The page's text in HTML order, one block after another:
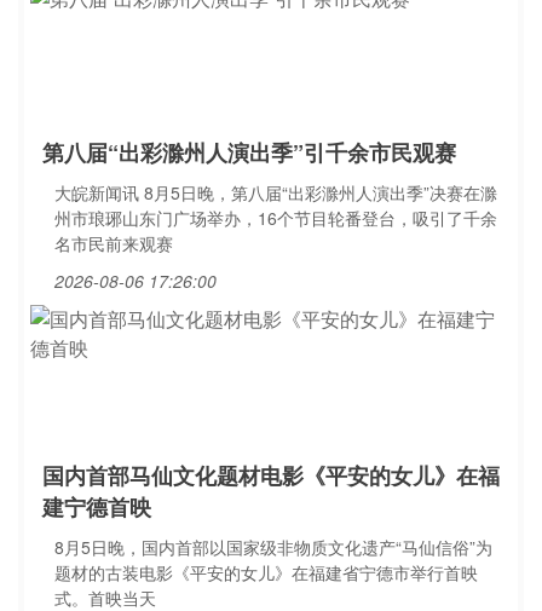
第八届“出彩滁州人演出季”引千余市民观赛
大皖新闻讯 8月5日晚，第八届“出彩滁州人演出季”决赛在滁
州市琅琊山东门广场举办，16个节目轮番登台，吸引了千余
名市民前来观赛
2026-08-06 17:26:00
国内首部马仙文化题材电影《平安的女儿》在福
建宁德首映
8月5日晚，国内首部以国家级非物质文化遗产“马仙信俗”为
题材的古装电影《平安的女儿》在福建省宁德市举行首映
式。首映当天